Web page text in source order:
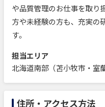
や品質管理のお仕事を取り
方や未経験の方も、充実の
す。
担当エリア
北海道南部（苫小牧市・室
住所・アクセス方法